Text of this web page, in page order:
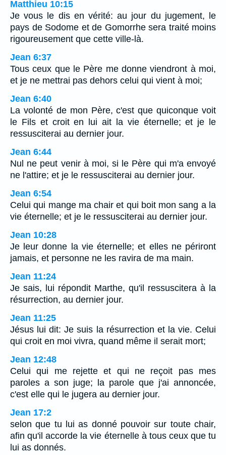
Matthieu 10:15
Je vous le dis en vérité: au jour du jugement, le
pays de Sodome et de Gomorrhe sera traité moins
rigoureusement que cette ville-là.
Jean 6:37
Tous ceux que le Père me donne viendront à moi,
et je ne mettrai pas dehors celui qui vient à moi;
Jean 6:40
La volonté de mon Père, c'est que quiconque voit
le Fils et croit en lui ait la vie éternelle; et je le
ressusciterai au dernier jour.
Jean 6:44
Nul ne peut venir à moi, si le Père qui m'a envoyé
ne l'attire; et je le ressusciterai au dernier jour.
Jean 6:54
Celui qui mange ma chair et qui boit mon sang a la
vie éternelle; et je le ressusciterai au dernier jour.
Jean 10:28
Je leur donne la vie éternelle; et elles ne périront
jamais, et personne ne les ravira de ma main.
Jean 11:24
Je sais, lui répondit Marthe, qu'il ressuscitera à la
résurrection, au dernier jour.
Jean 11:25
Jésus lui dit: Je suis la résurrection et la vie. Celui
qui croit en moi vivra, quand même il serait mort;
Jean 12:48
Celui qui me rejette et qui ne reçoit pas mes
paroles a son juge; la parole que j'ai annoncée,
c'est elle qui le jugera au dernier jour.
Jean 17:2
selon que tu lui as donné pouvoir sur toute chair,
afin qu'il accorde la vie éternelle à tous ceux que tu
lui as donnés.